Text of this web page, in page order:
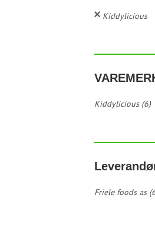
Kiddylicious
Kiddylicious (6)
Friele foods as